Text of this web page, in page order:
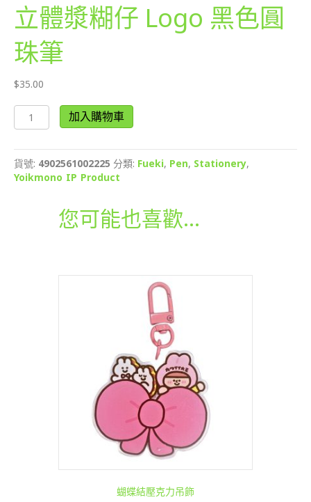
立體漿糊仔 Logo 黑色圓
珠筆
$35.00
立
體
糊
仔
Logo
加入購物車
貨號: 4902561002225 分類: Fueki, Pen, Stationery,
Yoikmono IP Product
您可能也喜歡…
蝴蝶結壓克力吊飾